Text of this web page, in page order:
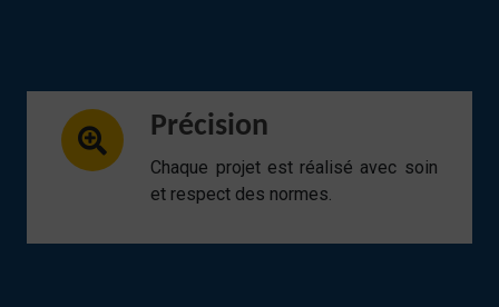
Précision
Chaque projet est réalisé avec soin
et respect des normes.